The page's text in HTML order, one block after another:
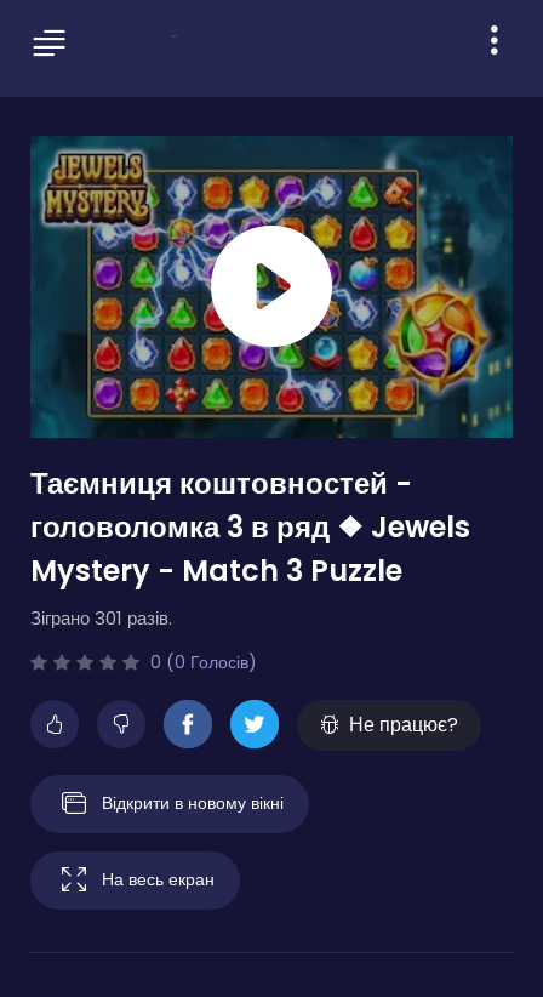
Таємниця коштовностей -
головоломка 3 в ряд ❖ Jewels
Mystery - Match 3 Puzzle
Зіграно 301 разів.
0 (0 Голосів)
Не працює?
Відкрити в новому вікні
На весь екран